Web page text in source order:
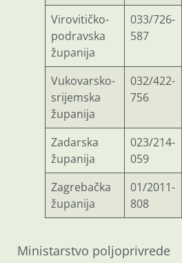
Virovitičko-
podravska
županija
033/726-
587
Vukovarsko-
srijemska
županija
032/422-
756
Zadarska
županija
023/214-
059
Zagrebačka
županija
01/2011-
808
Ministarstvo poljoprivrede